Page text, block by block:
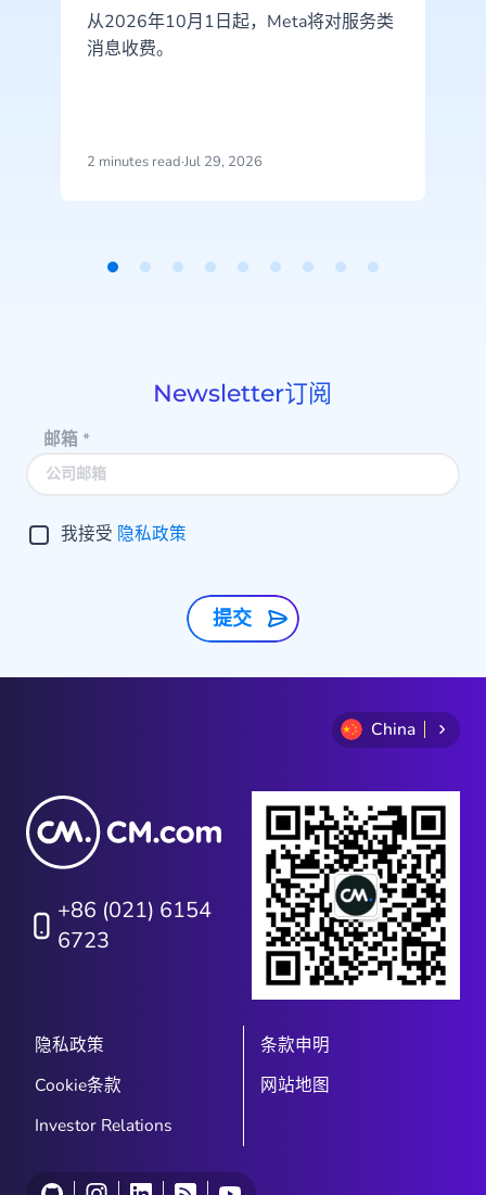
从2026年10月1日起，Meta将对服务类
消息收费。
2 minutes read·Jul 29, 2026
Newsletter订阅
邮箱*
我接受 隐私政策
提交
China
+86 (021) 6154
6723
隐私政策
条款申明
Cookie条款
网站地图
Investor Relations